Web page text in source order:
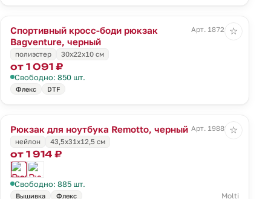
Спортивный кросс-боди рюкзак
Bagventure, черный
Арт. 18721.30
полиэстер 30х22x10 см
от 1 091 ₽
Свободно: 850 шт.
Флекс DTF
☆
Рюкзак для ноутбука Remotto, черный Арт. 19882.30
нейлон
43,5х31х12,5 см
от 1 914 ₽
Свободно: 885 шт.
Вышивка Флекс Molti
☆